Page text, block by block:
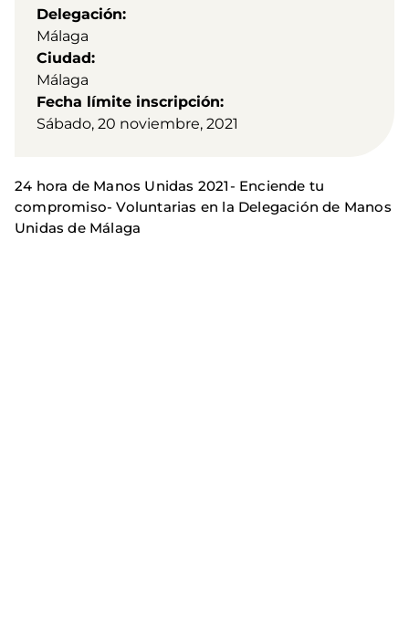
Delegación
Málaga
Ciudad
Málaga
Fecha límite inscripción
Sábado, 20 noviembre, 2021
24 hora de Manos Unidas 2021- Enciende tu
compromiso- Voluntarias en la Delegación de Manos
Unidas de Málaga